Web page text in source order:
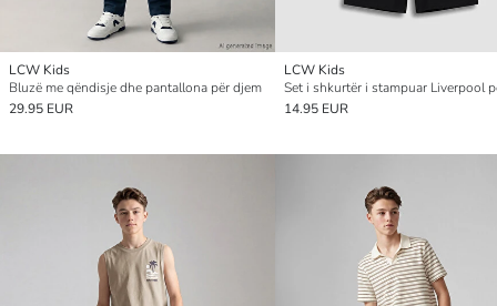
LCW Kids
Bluzë me qëndisje dhe pantallona për djem
29.95 EUR
LCW Kids
Set i shkurtër i stampuar Liverpool
14.95 EUR